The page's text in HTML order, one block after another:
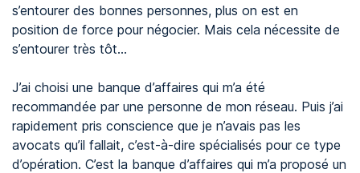
s’entourer des bonnes personnes, plus on est en
position de force pour négocier. Mais cela nécessite de
s’entourer très tôt...
J’ai choisi une banque d’affaires qui m’a été
recommandée par une personne de mon réseau. Puis j’ai
rapidement pris conscience que je n’avais pas les
avocats qu’il fallait, c’est-à-dire spécialisés pour ce type
d’opération. C’est la banque d’affaires qui m’a proposé un